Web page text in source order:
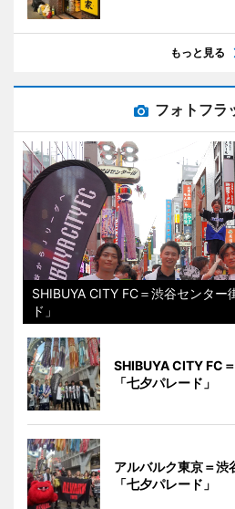
もっと見る
フォトフラ
SHIBUYA CITY FC＝渋谷センター
ド」
SHIBUYA CITY FC
「七夕パレード」
アルバルク東京＝渋
「七夕パレード」